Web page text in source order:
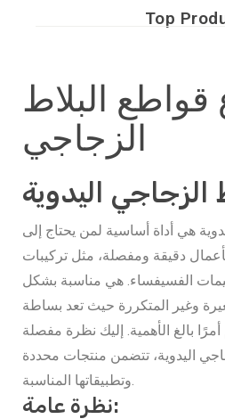
Top
قواطع البلاط
الزجاجي
الزجاجي اليدوية
هي أداة أساسية لمن يحتاج إلى
دقيقة ومفصلة، مثل تركيبات
الفسيفساء. هي مناسبة بشكل
وغير المتكررة حيث تعد بساطة
بالغ الأهمية. إليك نظرة مفصلة
اليدوية، تتضمن منتجات محددة
وتطبيقاتها المناسبة.
نظرة عامة: